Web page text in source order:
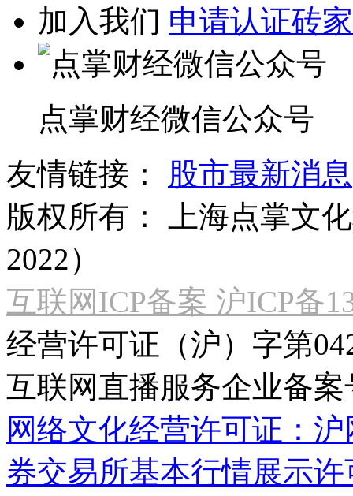
加入我们 申请认证砖家
点掌财经微信公众号
友情链接：
股市最新消息
版权所有：
上海点掌文
2022）
互联网ICP备案 沪ICP备
经营许可证（沪）字第
互联网直播服务企业备案
网络文化经营许可证：
券交易所基本行情展示许